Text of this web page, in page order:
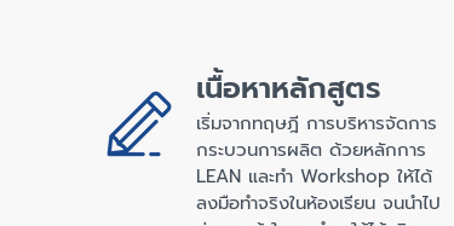
เนื้อหาหลักสูตร
เริ่มจากทฤษฎี การบริหารจัดการ
กระบวนการผลิต ด้วยหลักการ
LEAN และทำ Workshop ให้ได้
ลงมือทำจริงในห้องเรียน จนนำไป